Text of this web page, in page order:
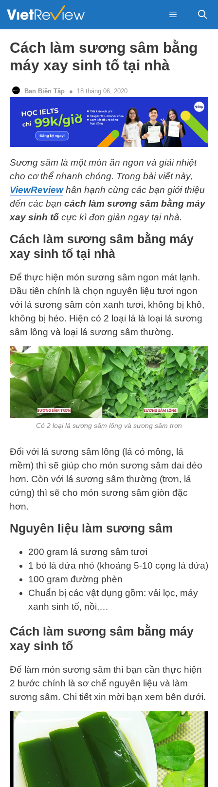
Menu
Cách làm sương sâm bằng
máy xay sinh tố tại nhà
Ban Biên Tập 18 tháng 06, 2020
Sương sâm là một món ăn ngon và giải nhiệt
cho cơ thể nhanh chóng. Trong bài viết này,
ViewReviewhân hạnh cùng các bạn giới thiệu
đến các bạn cách làm sương sâm bằng máy
xay sinh tố cực kì đơn giản ngay tại nhà.
Cách làm sương sâm bằng máy
xay sinh tố tại nhà
Để thực hiện món sương sâm ngon mát lạnh.
Đầu tiên chính là chọn nguyên liệu tươi ngon
với lá sương sâm còn xanh tươi, không bị khô,
không bị héo. Hiện có 2 loại lá là loại lá sương
sâm lông và loại lá sương sâm thường.
Có 2 loại lá sương sâm lông và sương sâm trơn
Đối với lá sương sâm lông (lá có mông, lá
mềm) thì sẽ giúp cho món sương sâm dai dẻo
hơn. Còn với lá sương sâm thường (trơn, lá
cứng) thì sẽ cho món sương sâm giòn đặc
hơn.
Nguyên liệu làm sương sâm
200 gram lá sương sâm tươi
1 bó lá dứa nhỏ (khoảng 5-10 cọng lá dứa)
100 gram đường phèn
Chuẩn bị các vật dụng gồm: vải lọc, máy
xanh sinh tố, nồi,…
Cách làm sương sâm bằng máy
xay sinh tố
Để làm món sương sâm thì bạn cần thực hiện
2 bước chính là sơ chế nguyên liệu và làm
sương sâm. Chi tiết xin mời bạn xem bên dưới.